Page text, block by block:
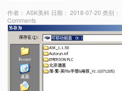
作者： ASK美科 日期： 2018-07-20 类别：
Comments